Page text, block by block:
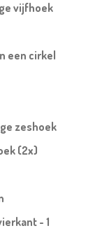
vijfhoek
een cirkel
zeshoek
(2x)
- 1